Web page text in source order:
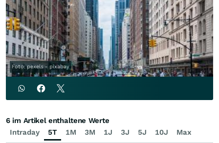
Foto: pexels - pixabay
Intraday 5T 1M 3M 1J 3J 5J 10J Max
6 im Artikel enthaltene Werte